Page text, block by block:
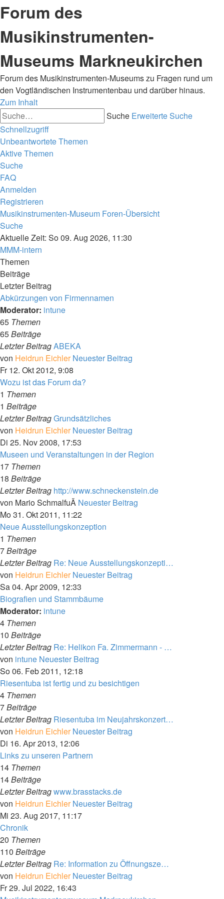
Forum des
Musikinstrumenten-
Museums Markneukirchen
Forum des Musikinstrumenten-Museums zu Fragen rund um
den Vogtländischen Instrumentenbau und darüber hinaus.
Zum Inhalt
Suche Erweiterte Suche
Schnellzugriff
Unbeantwortete Themen
Aktive Themen
Suche
FAQ
Anmelden
Registrieren
Musikinstrumenten-Museum Foren-Übersicht
Suche
Aktuelle Zeit: So 09. Aug 2026, 11:30
MMM-intern
Themen
Beiträge
Letzter Beitrag
Abkürzungen von Firmennamen
Moderator: intune
65 Themen
65Beiträge
Letzter BeitragABEKA
von Heidrun Eichler Neuester Beitrag
Fr 12. Okt 2012, 9:08
Wozu ist das Forum da?
1 Themen
1 Beiträge
Letzter BeitragGrundsätzliches
von Heidrun Eichler Neuester Beitrag
Di 25. Nov 2008, 17:53
Museen und Veranstaltungen in der Region
17 Themen
18 Beiträge
Letzter Beitrag http://www.schneckenstein.de
von Mario SchmalfuÃ Neuester Beitrag
Mo 31. Okt 2011, 11:22
Neue Ausstellungskonzeption
1 Themen
7Beiträge
Letzter Beitrag Re: Neue Ausstellungskonzepti…
von Heidrun Eichler Neuester Beitrag
Sa 04. Apr 2009, 12:33
Biografien und Stammbäume
Moderator: intune
4 Themen
10 Beiträge
Letzter Beitrag Re: Helikon Fa. Zimmermann - …
von intune Neuester Beitrag
So 06. Feb 2011, 12:18
Riesentuba ist fertig und zu besichtigen
4 Themen
7Beiträge
Letzter Beitrag Riesentuba im Neujahrskonzert…
von Heidrun Eichler Neuester Beitrag
Di 16. Apr 2013, 12:06
Links zu unseren Partnern
14 Themen
14Beiträge
Letzter Beitragwww.brasstacks.de
von Heidrun Eichler Neuester Beitrag
Mi 23. Aug 2017, 11:17
Chronik
20 Themen
110 Beiträge
Letzter Beitrag Re: Information zu Öffnungsze…
von Heidrun Eichler Neuester Beitrag
Fr 29. Jul 2022, 16:43